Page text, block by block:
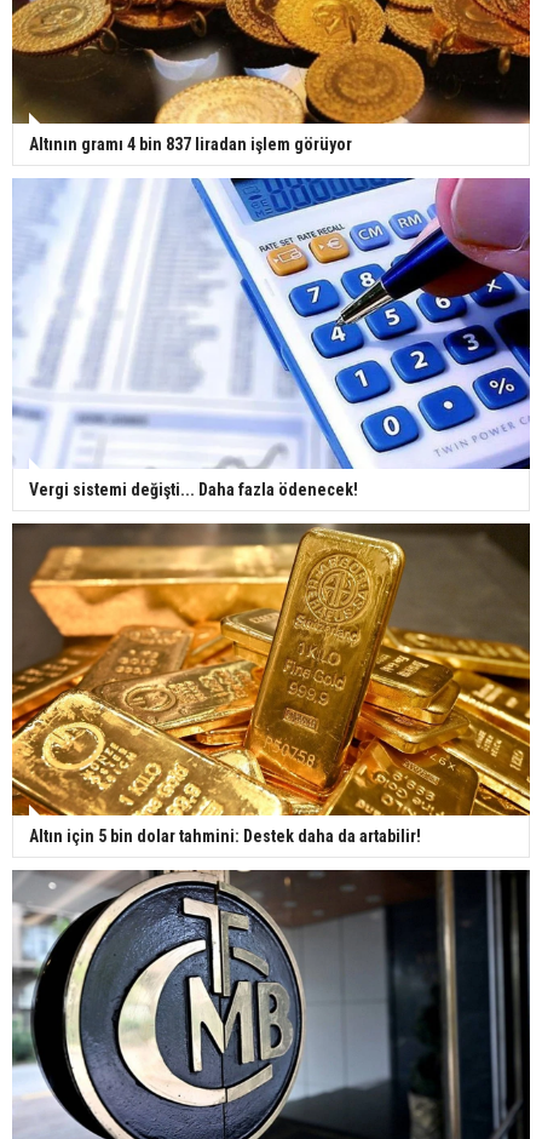
Altının gramı 4 bin 837 liradan işlem görüyor
Vergi sistemi değişti... Daha fazla ödenecek!
Altın için 5 bin dolar tahmini: Destek daha da artabilir!